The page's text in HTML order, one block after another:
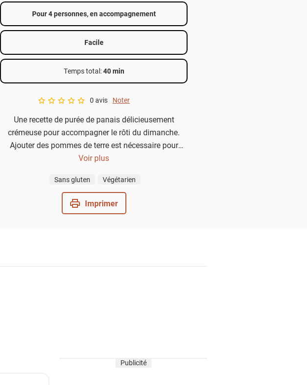
Pour 4 personnes, en accompagnement
Facile
Temps total:40 min
A star rating of 0 out of 5.
0 avis Noter
Une recette de purée de panais délicieusement
crémeuse pour accompagner le rôti du dimanche.
Ajouter des pommes de terre est nécessaire pour
qu'elle s'émulsifie en une purée lisse ; pour autant, elle
Voir plus
Sans gluten Végétarien
Imprimer
Publicité